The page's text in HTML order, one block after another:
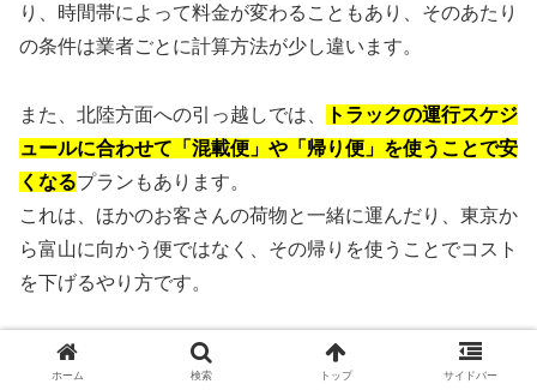
り、時間帯によって料金が変わることもあり、そのあたり
の条件は業者ごとに計算方法が少し違います。
また、北陸方面への引っ越しでは、
トラックの運行スケジ
ュールに合わせて「混載便」や「帰り便」を使うことで安
くなるプランもあります。
これは、ほかのお客さんの荷物と一緒に運んだり、東京か
ら富山に向かう便ではなく、その帰りを使うことでコスト
を下げるやり方です。
ただし、
混載便は到着日時の指定がしにくい・多少日数が
かかるというデメリットもあるので、スケジュールに余裕
ホーム 検索 トップ サイドバー